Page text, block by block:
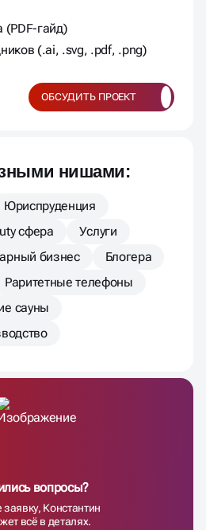
(PDF-гайд)
(.ai, .svg, .pdf, .png)
ОБСУДИТЬ ПРОЕКТ
нишами:
Юриспруденция
сфера
Услуги
бизнес
Блогера
Раритетные телефоны
сауны
вопросы?
заявку, Константин
всё в деталях.